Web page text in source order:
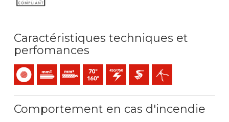
Caractéristiques techniques et
perfomances
Monoconducteur
Âme -Massif (classe 1) mm2
Âme -Rigide câblée (classe 2) mm2
Température maximale de service: 70ºC /
450 / 750 V C.A.Extra-glissement
Facil dénudage
Comportement en cas d'incendie